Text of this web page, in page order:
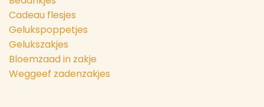
Cadeau flesjes
Gelukspoppetjes
Gelukszakjes
Bloemzaad in zakje
Weggeef zadenzakjes